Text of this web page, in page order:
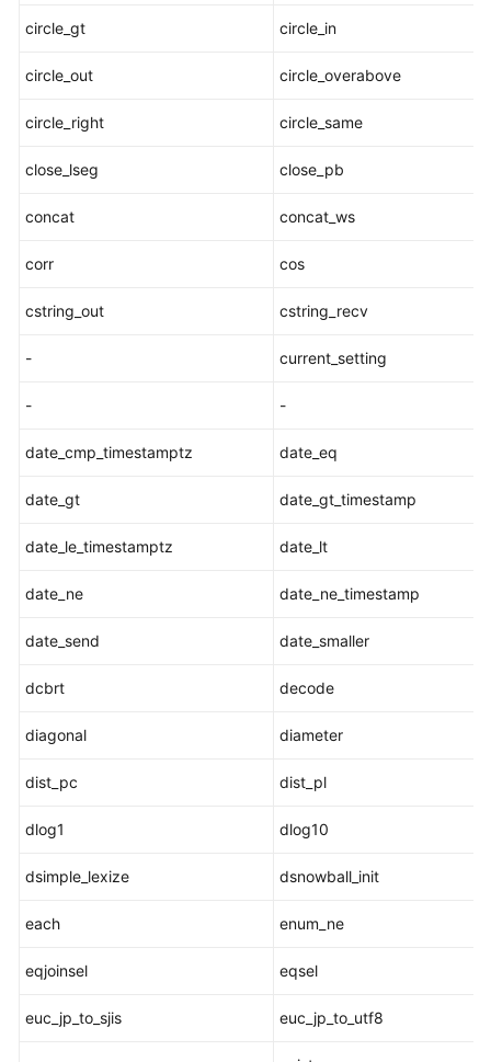
用
序
发
程
南
键
数
circle_gt circle_in
circle_out circle_overabove
circle_right circle_same
close_lseg close_pb
concat concat_ws
corr cos
cstring_out cstring_recv
- current_setting
- -
date_cmp_timestamptz date_eq
date_gt date_gt_timestamp
date_le_timestamptz date_lt
date_ne date_ne_timestamp
date_send date_smaller
dcbrt decode
diagonal diameter
dist_pc dist_pl
dlog1 dlog10
dsimple_lexize dsnowball_init
each enum_ne
eqjoinsel eqsel
euc_jp_to_sjis euc_jp_to_utf8